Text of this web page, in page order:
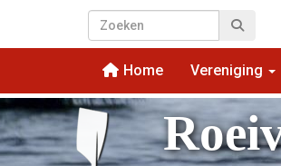
Home Vereniging